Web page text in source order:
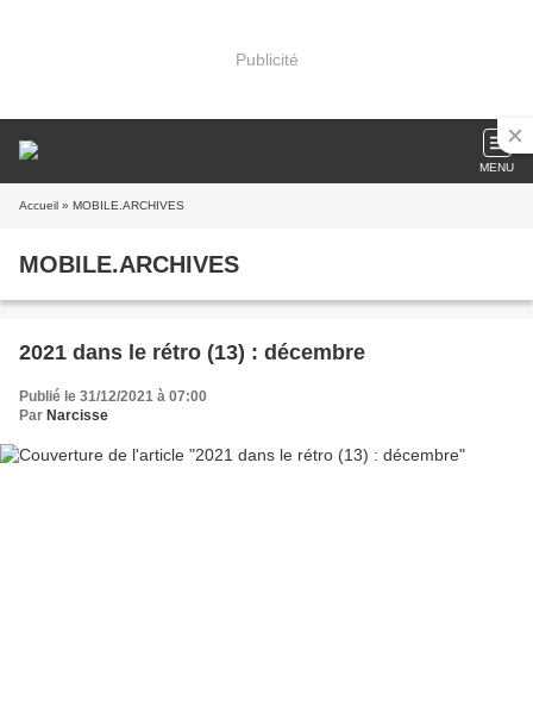
Publicité
MENU
Accueil » MOBILE.ARCHIVES
MOBILE.ARCHIVES
2021 dans le rétro (13) : décembre
Publié le 31/12/2021 à 07:00
Par Narcisse